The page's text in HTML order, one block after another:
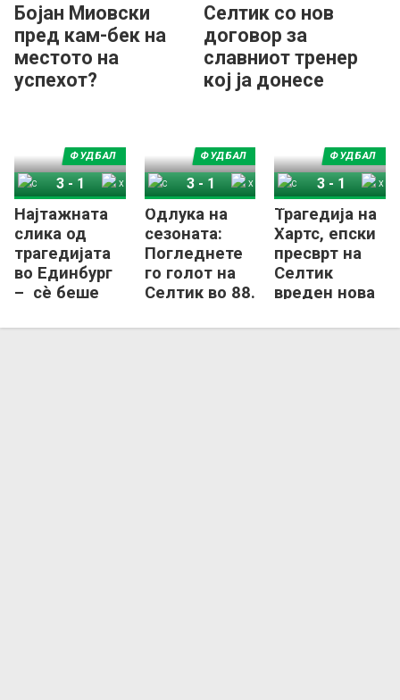
Бојан Миовски
пред кам-бек на
местото на
успехот?
Селтик со нов
договор за
славниот тренер
кој ја донесе
Најтажната
слика од
трагедијата
во Единбург
– сè беше
историско
ФУДБАЛ
Селтик
3 - 1
Одлука на
сезоната:
Погледнете
го голот на
Селтик во 88.
вреден
ФУДБАЛ
Селтик
3- 1
Трагедија на
Хартс, епски
пресврт на
Селтик
вреден нова
ФУДБАЛ
Селтик
3- 1
Хартс